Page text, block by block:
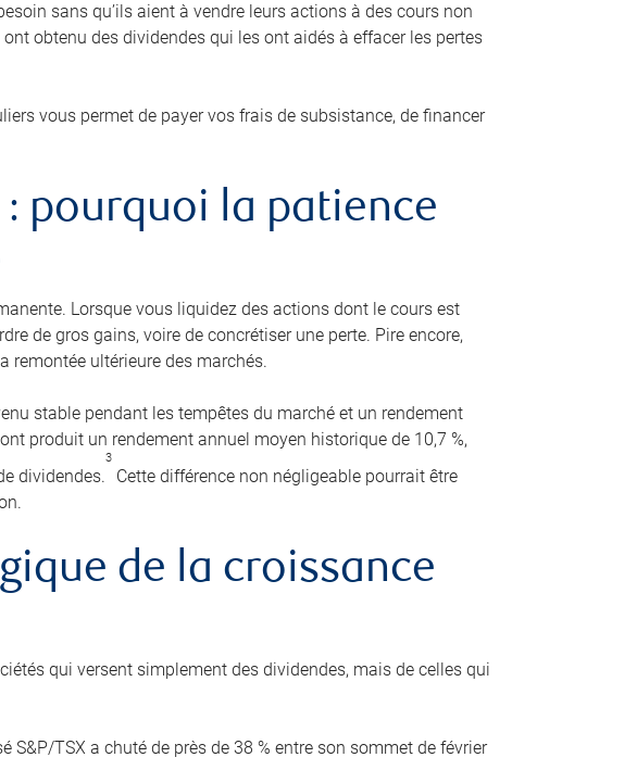
sans qu’ils aient à vendre leurs actions à des cours non
obtenu des dividendes qui les ont aidés à effacer les pertes
vous permet de payer vos frais de subsistance, de financer
: pourquoi la patience
Lorsque vous liquidez des actions dont le cours est
de gros gains, voire de concrétiser une perte. Pire encore,
remontée ultérieure des marchés.
stable pendant les tempêtes du marché et un rendement
produit un rendement annuel moyen historique de 10,7 %,
dividendes.
3
Cette différence non négligeable pourrait être
de la croissance
qui versent simplement des dividendes, mais de celles qui
S&P/TSX a chuté de près de 38 % entre son sommet de février